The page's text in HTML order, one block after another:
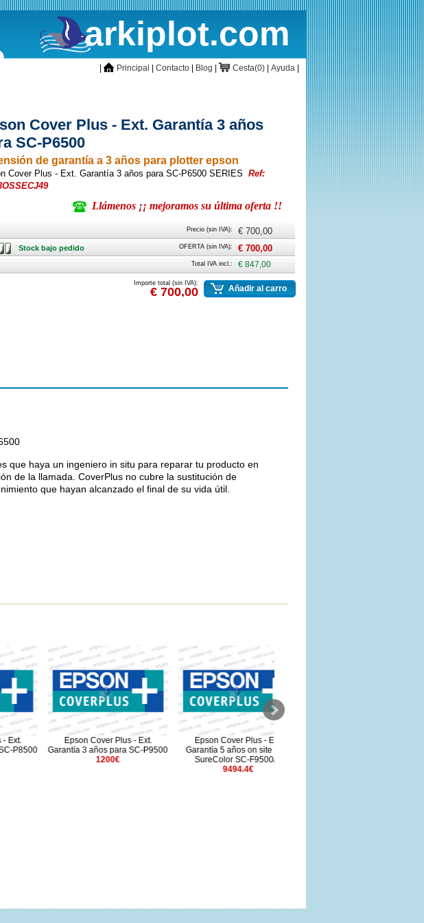
arkiplot.com
inicioPrincipal Contacto Blog CestaCesta(0) Ayuda
Cover Plus - Ext. Garantía 3 años
SC-P6500
de garantía a 3 años para plotter epson
Cover Plus - Ext. Garantía 3 años para SC-P6500 SERIES
Ref:
Llámenos ¡¡ mejoramos su última oferta !!
Precio (sin IVA): € 700,00
bajo
Stock bajo pedido OFERTA (sin IVA): € 700,00
Total IVA incl.: € 847,00
Importe total (sin IVA):
€ 700,00 Añadir al carro
que haya un ingeniero in situ para reparar tu producto en
de la llamada. CoverPlus no cubre la sustitución de
que hayan alcanzado el final de su vida útil.
Epson Cover Plus - Ext.
Garantía 3 años para SC-P9500
Epson Cover Plus - Ext.
Garantía 5 años on site para
SureColor SC-F9500/H
9494.4€